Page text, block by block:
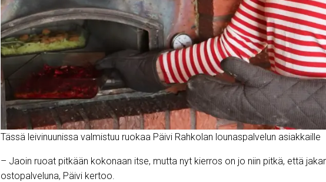
Tässä leivinuunissa valmistuu ruokaa Päivi Rahkolan lounaspalvelun asiakkaille
– Jaoin ruoat pitkään kokonaan itse, mutta nyt kierros on jo niin pitkä, että
ostopalveluna, Päivi kertoo.